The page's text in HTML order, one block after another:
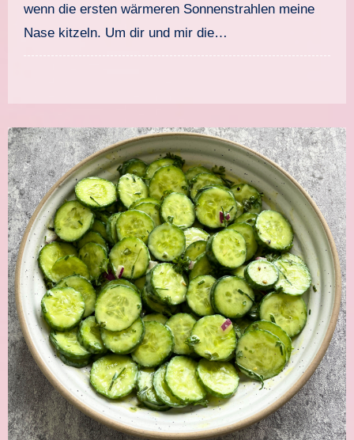
wenn die ersten wärmeren Sonnenstrahlen meine
Nase kitzeln. Um dir und mir die…